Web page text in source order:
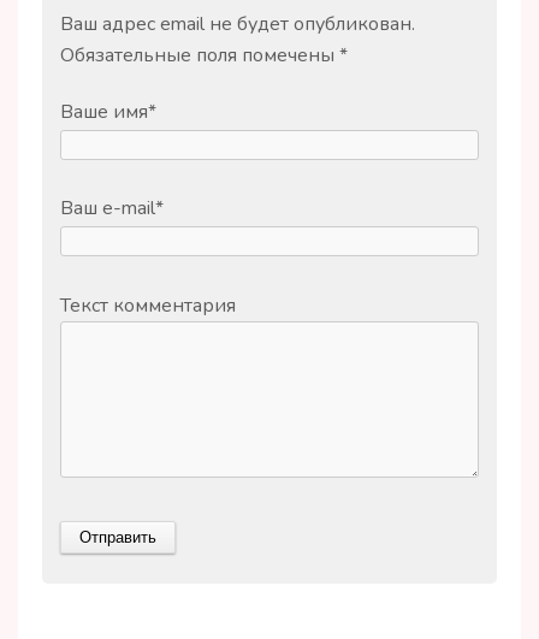
Ваш адрес email не будет опубликован.
Обязательные поля помечены *
Ваше имя*
Ваш e-mail*
Текст комментария